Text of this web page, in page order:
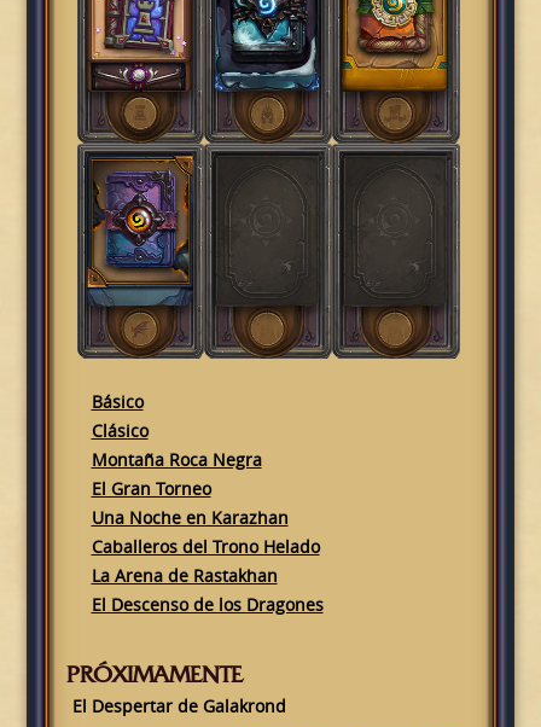
Básico
Clásico
Montaña Roca Negra
El Gran Torneo
Una Noche en Karazhan
Caballeros del Trono Helado
La Arena de Rastakhan
El Descenso de los Dragones
PRÓXIMAMENTE
El Despertar de Galakrond